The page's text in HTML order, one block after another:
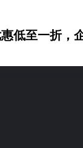
低至一折，